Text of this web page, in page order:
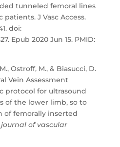
tunneled femoral lines
J Vasc Access.
doi:
Epub 2020 Jun 15. PMID:
Ostroff, M., & Biasucci, D.
Vein Assessment
protocol for ultrasound
of the lower limb, so to
of femorally inserted
journal of vascular